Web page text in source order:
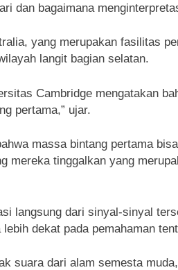
dan bagaimana
yang merupakan fasilitas
langit bagian selatan.
Cambridge mengatakan
pertama,” ujar.
massa bintang pertama
mereka tinggalkan yang
langsung dari sinyal-sinyal
dekat pada pemahaman
suara dari alam semesta